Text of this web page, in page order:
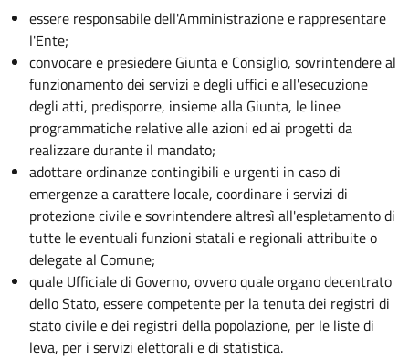
essere responsabile dell'Amministrazione e rappresentare
l'Ente;
convocare e presiedere Giunta e Consiglio, sovrintendere al
funzionamento dei servizi e degli uffici e all'esecuzione
degli atti, predisporre, insieme alla Giunta, le linee
programmatiche relative alle azioni ed ai progetti da
realizzare durante il mandato;
adottare ordinanze contingibili e urgenti in caso di
emergenze a carattere locale, coordinare i servizi di
protezione civile e sovrintendere altresì all'espletamento di
tutte le eventuali funzioni statali e regionali attribuite o
delegate al Comune;
quale Ufficiale di Governo, ovvero quale organo decentrato
dello Stato, essere competente per la tenuta dei registri di
stato civile e dei registri della popolazione, per le liste di
leva, per i servizi elettorali e di statistica.